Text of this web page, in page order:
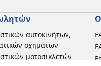
αυτοκινήτων,
οχημάτων
μοτοσικλετών